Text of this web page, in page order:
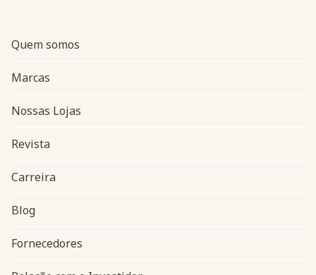
Navegação do rodapé
Quem somos
Marcas
Nossas Lojas
Revista
Carreira
Blog
Fornecedores